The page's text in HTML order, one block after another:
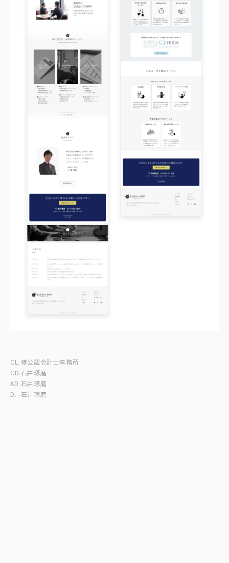
CL.
CD.
AD.
D.
椿公認会計士事務所
石井琢磨
石井琢磨
石井琢磨